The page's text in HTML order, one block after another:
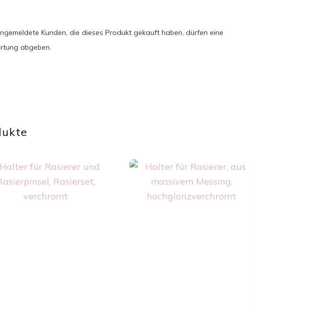
Kunden, die dieses Produkt gekauft haben, dürfen eine
abgeben.